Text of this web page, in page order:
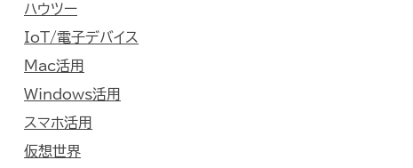
ハウツー
IoT/電子デバイス
Mac活用
Windows活用
スマホ活用
仮想世界